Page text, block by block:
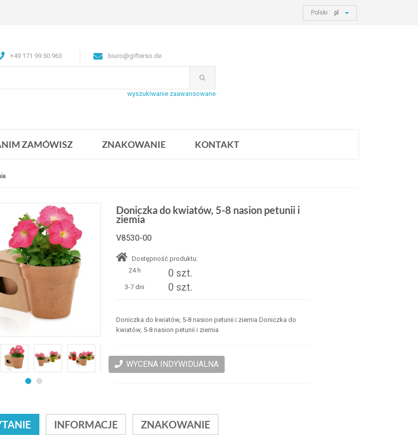
Polski : pl
+49 171 99 50 963 biuro@gifterso.de
wyszukiwanie zaawansowane
ZAMÓWISZ ZNAKOWANIE KONTAKT
Doniczka do kwiatów, 5-8 nasion petunii i
ziemia
V8530-00
Dostępność produktu:
24 h
0 szt.
3-7 dni 0 szt.
Doniczka do kwiatów, 5-8 nasion petunii i ziemia Doniczka do
kwiatów, 5-8 nasion petunii i ziemia
WYCENA INDYWIDUALNA
INFORMACJE ZNAKOWANIE